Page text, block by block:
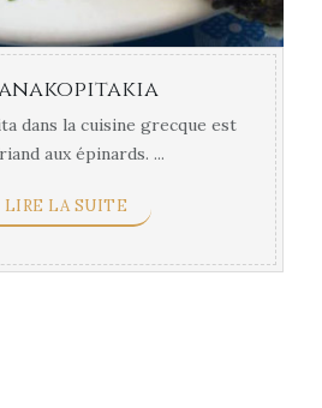
dans la cuisine grecque est
aux épinards. ...
LIRE LA SUITE